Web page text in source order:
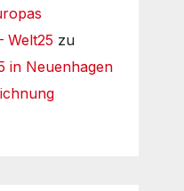
Welt25 zu
in Neuenhagen